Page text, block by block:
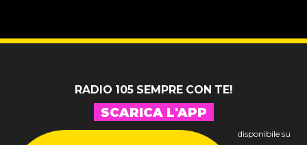
RADIO 105 SEMPRE CON TE!
SCARICA L'APP
disponibile su